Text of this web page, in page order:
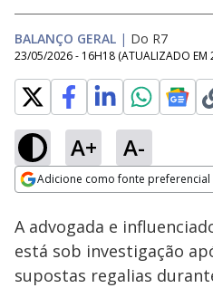
BALANÇO GERAL | Do R7
23/05/2026 - 16H18 (ATUALIZADO EM
A+ A-
Adicione como fonte preferencial
Ativar
Loaded:
8.40%
A advogada e
está sob investigação
supostas regalias